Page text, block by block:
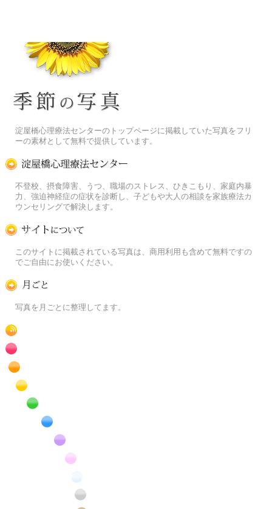
淀屋橋心理療法センターのトップページに掲載していた写真をフリ
ーの素材として無料で提供しています。
不登校、摂食障害、うつ、職場のストレス、ひきこもり、家庭内暴
力、強迫神経症の症状を診断し、子どもや大人の相談を家族療法カ
ウンセリングで解決します。
このサイトに掲載されている写真は、商用利用も含めて無料ですの
でご自由にお使いください。
写真を月ごとに整理してます。
RSS
赤色の花のフリー写真素材
橙色の花のフリー写真素材
黄色の花のフリー写真素材
緑色の花のフリー写真素材
青色の花のフリー写真素材
紫色の花のフリー写真素材
白色の花のフリー写真素材
昆虫のフリー写真素材